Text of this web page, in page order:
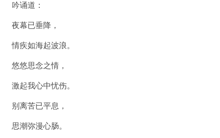
吟诵道：
夜幕已垂降，
情疾如海起波浪。
悠悠思念之情，
激起我心中忧伤。
别离苦已平息，
思潮弥漫心肠。